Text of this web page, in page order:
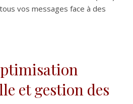
vos messages face à des
et gestion des